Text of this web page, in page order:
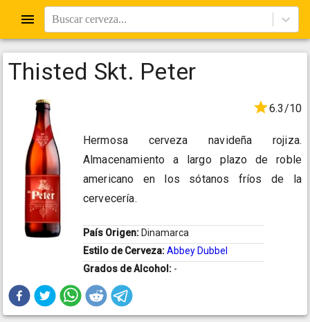
Buscar cerveza...
Thisted Skt. Peter
6.3/10
Hermosa cerveza navideña rojiza.
Almacenamiento a largo plazo de roble
americano en los sótanos fríos de la
cervecería.
País Origen: Dinamarca
Estilo de Cerveza:Abbey Dubbel
Grados de Alcohol: -